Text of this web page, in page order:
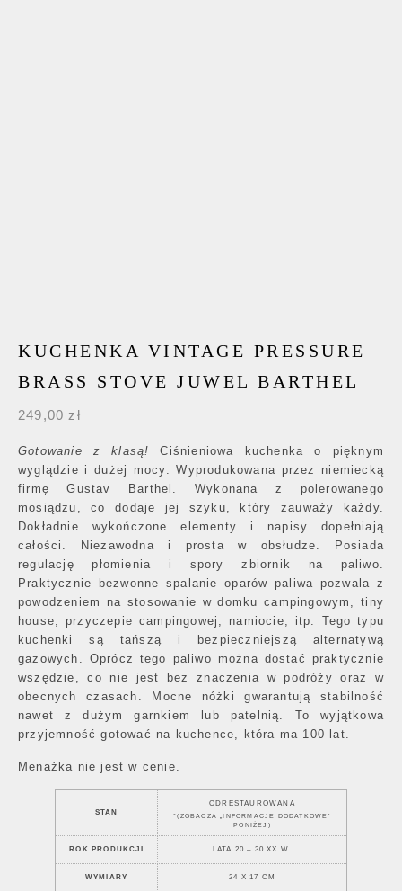
KUCHENKA VINTAGE PRESSURE
BRASS STOVE JUWEL BARTHEL
249,00 zł
Gotowanie z klasą! Ciśnieniowa kuchenka o pięknym
wyglądzie i dużej mocy. Wyprodukowana przez niemiecką
firmę Gustav Barthel. Wykonana z polerowanego
mosiądzu, co dodaje jej szyku, który zauważy każdy.
Dokładnie wykończone elementy i napisy dopełniają
całości. Niezawodna i prosta w obsłudze. Posiada
regulację płomienia i spory zbiornik na paliwo.
Praktycznie bezwonne spalanie oparów paliwa pozwala z
powodzeniem na stosowanie w domku campingowym, tiny
house, przyczepie campingowej, namiocie, itp. Tego typu
kuchenki są tańszą i bezpieczniejszą alternatywą
gazowych. Oprócz tego paliwo można dostać praktycznie
wszędzie, co nie jest bez znaczenia w podróży oraz w
obecnych czasach. Mocne nóżki gwarantują stabilność
nawet z dużym garnkiem lub patelnią. To wyjątkowa
przyjemność gotować na kuchence, która ma 100 lat.
Menażka nie jest w cenie.
STAN
ODRESTAUROWANA
*(ZOBACZA „INFORMACJE DODATKOWE”
PONIŻEJ)
ROK PRODUKCJI LATA 20 – 30 XX W.
WYMIARY 24 X 17 CM